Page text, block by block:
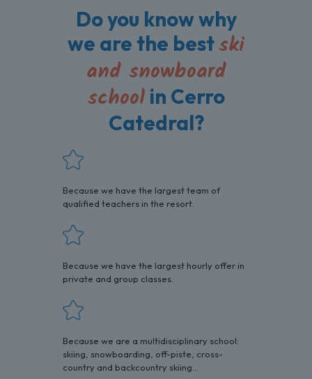
Do you know why
we are the bestski
and snowboard
schoolin Cerro
Catedral?
Because we have the largest team of
qualified teachers in the resort.
Because we have the largest hourly offer in
private and group classes.
Because we are a multidisciplinary school:
skiing, snowboarding, off-piste, cross-
country and backcountry skiing...